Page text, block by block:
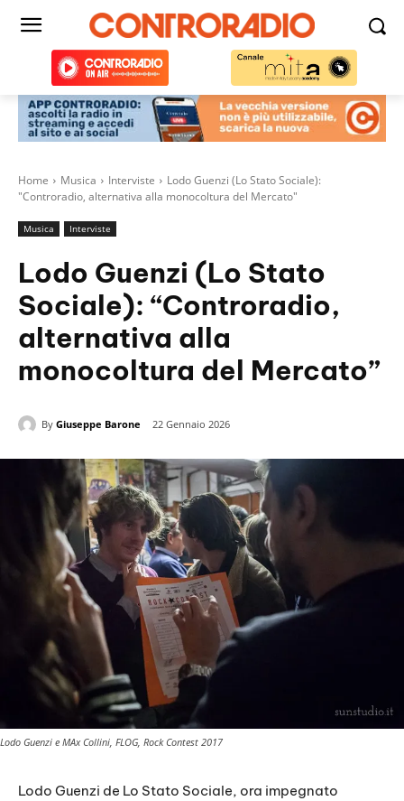
Home Musica Interviste
Lodo Guenzi (Lo Stato Sociale):
"Controradio, alternativa alla monocoltura del Mercato"
Musica Interviste
Lodo Guenzi (Lo Stato
Sociale): “Controradio,
alternativa alla
monocoltura del Mercato”
By Giuseppe Barone 22 Gennaio 2026
Lodo Guenzi e MAx Collini, FLOG, Rock Contest 2017
Lodo Guenzi de Lo Stato Sociale, ora impegnato